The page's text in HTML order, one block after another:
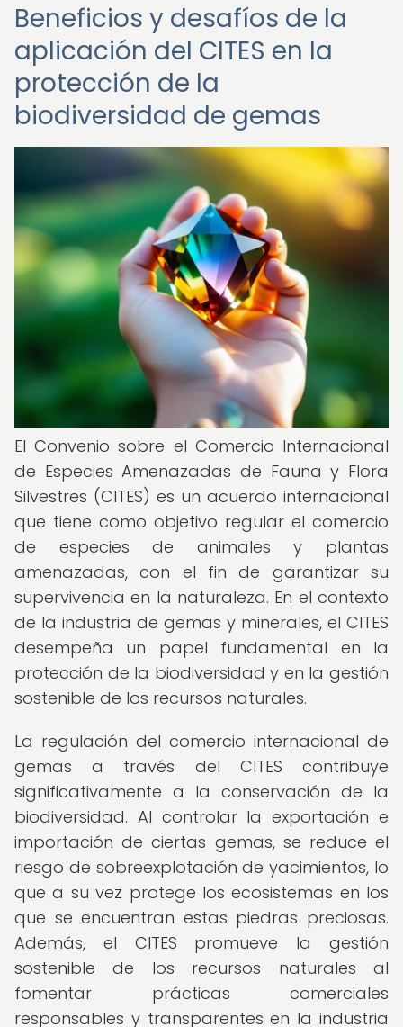
Beneficios y desafíos de la
aplicación del CITES en la
protección de la
biodiversidad de gemas
El Convenio sobre el Comercio Internacional
de Especies Amenazadas de Fauna y Flora
Silvestres (CITES) es un acuerdo internacional
que tiene como objetivo regular el comercio
de especies de animales y plantas
amenazadas, con el fin de garantizar su
supervivencia en la naturaleza. En el contexto
de la industria de gemas y minerales, el CITES
desempeña un papel fundamental en la
protección de la biodiversidad y en la gestión
sostenible de los recursos naturales.
La regulación del comercio internacional de
gemas a través del CITES contribuye
significativamente a la conservación de la
biodiversidad. Al controlar la exportación e
importación de ciertas gemas, se reduce el
riesgo de sobreexplotación de yacimientos, lo
que a su vez protege los ecosistemas en los
que se encuentran estas piedras preciosas.
Además, el CITES promueve la gestión
sostenible de los recursos naturales al
fomentar prácticas comerciales
responsables y transparentes en la industria